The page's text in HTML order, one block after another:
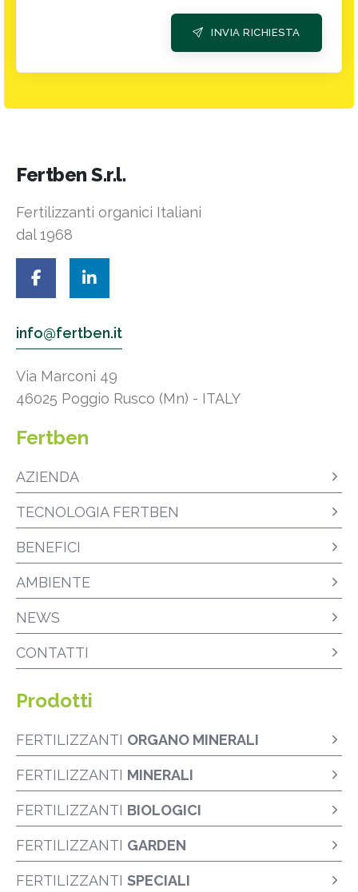
INVIA RICHIESTA
Fertben S.r.l.
Fertilizzanti organici Italiani
dal 1968
info@fertben.it
Via Marconi 49
46025 Poggio Rusco (Mn) - ITALY
Fertben
AZIENDA
TECNOLOGIA FERTBEN
BENEFICI
AMBIENTE
NEWS
CONTATTI
Prodotti
FERTILIZZANTI ORGANO MINERALI
FERTILIZZANTI MINERALI
FERTILIZZANTI BIOLOGICI
FERTILIZZANTI GARDEN
FERTILIZZANTI SPECIALI